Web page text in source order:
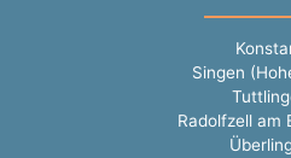
Singen
Radolfzell am